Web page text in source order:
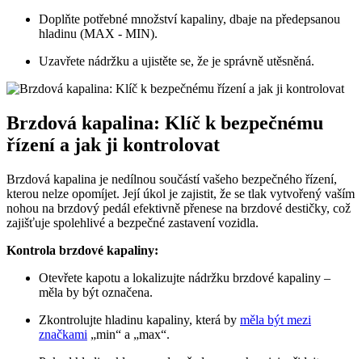
Doplňte potřebné množství⁢ kapaliny, dbaje‍ na předepsanou
⁢hladinu (MAX‌ -‍ MIN).
Uzavřete nádržku⁣ a ​ujistěte se, ‌že je správně utěsněná.
Brzdová⁤ kapalina: Klíč k⁢ bezpečnému
řízení a jak ji kontrolovat
Brzdová ‌kapalina je nedílnou součástí vašeho bezpečného řízení,
kterou nelze opomíjet. Její úkol je zajistit, že ‍se tlak vytvořený vaším
nohou na brzdový‍ pedál​ efektivně přenese na‌ brzdové destičky, což
zajišťuje spolehlivé⁢ a bezpečné ‍zastavení ⁢vozidla.
Kontrola brzdové kapaliny:
Otevřete kapotu a lokalizujte nádržku‌ brzdové kapaliny –
měla by⁢ být označena.
Zkontrolujte hladinu kapaliny, která​ by měla být mezi
značkami „min“⁤ a „max“.